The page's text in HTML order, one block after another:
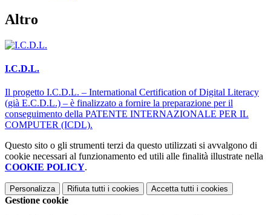
Altro
I.C.D.L.
Il progetto I.C.D.L. – International Certification of Digital Literacy
(già E.C.D.L.) – è finalizzato a fornire la preparazione per il
conseguimento della PATENTE INTERNAZIONALE PER IL
COMPUTER (ICDL).
Questo sito o gli strumenti terzi da questo utilizzati si avvalgono di
cookie necessari al funzionamento ed utili alle finalità illustrate nella
COOKIE POLICY.
Personalizza Rifiuta tutti i cookies Accetta tutti i cookies
Gestione cookie